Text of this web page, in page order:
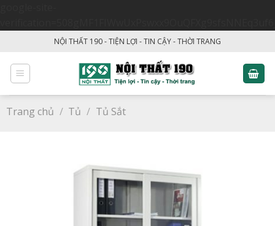
content
NỘI THẤT 190 - TIỆN LỢI - TIN CẬY - THỜI TRANG
Trang chủ / Tủ / Tủ Sắt